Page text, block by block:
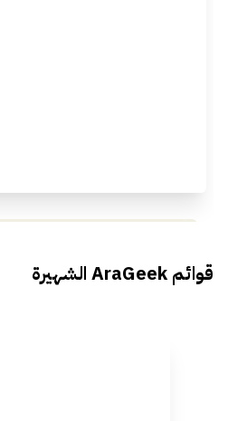
Everything Egypt
قوائم AraGeek الشهيرة